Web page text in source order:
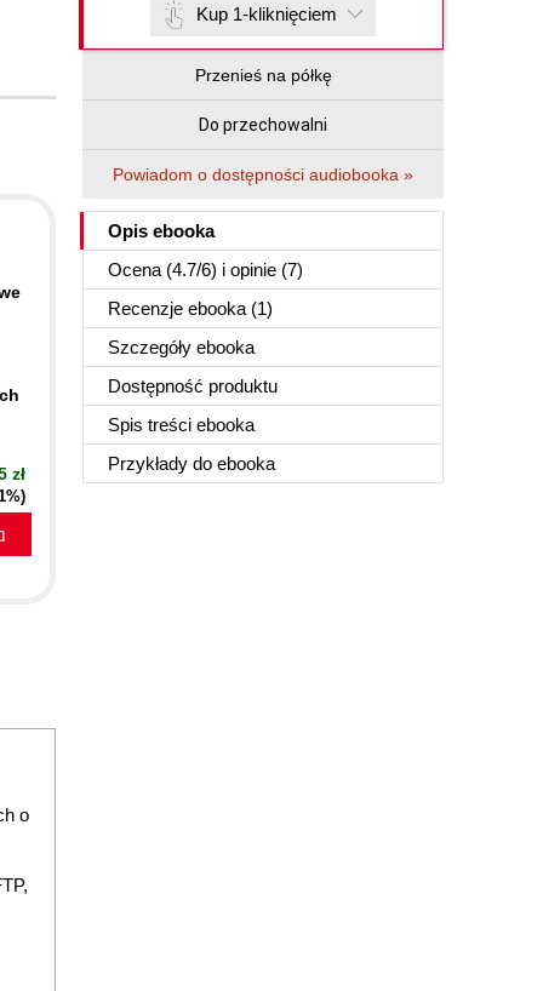
Kup 1-kliknięciem
Przenieś na półkę
Do przechowalni
Powiadom o dostępności audiobooka »
Opis ebooka
Ocena (4.7/6) i opinie (7)
Recenzje ebooka (1)
Szczegóły ebooka
Dostępność produktu
Spis treści ebooka
Przykłady do ebooka
zł
o